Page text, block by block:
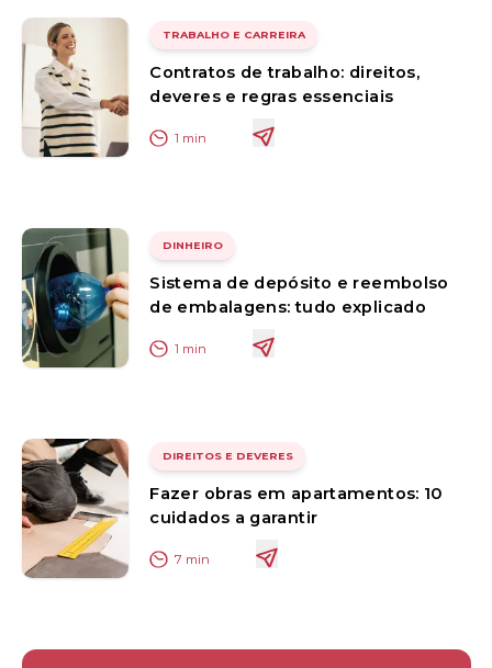
TRABALHO E CARREIRA
Contratos de trabalho: direitos,
deveres e regras essenciais
1 min
DINHEIRO
Sistema de depósito e reembolso
de embalagens: tudo explicado
1 min
DIREITOS E DEVERES
Fazer obras em apartamentos: 10
cuidados a garantir
7 min